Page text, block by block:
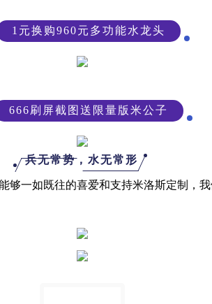
1元换购960元多功能水龙头
666刷屏截图送限量版米公子
兵无常势，水无常形
如既往的喜爱和支持米洛斯定制，